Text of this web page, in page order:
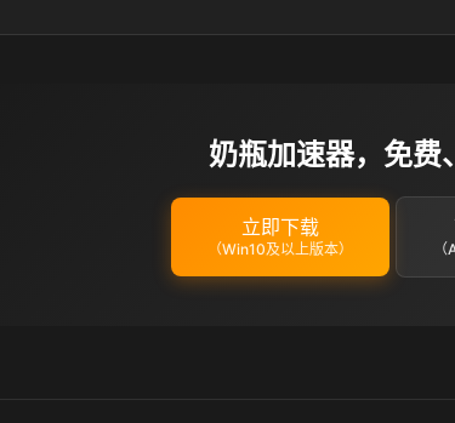
奶瓶加速器，免费
立即下载
（Win10及以上版本）